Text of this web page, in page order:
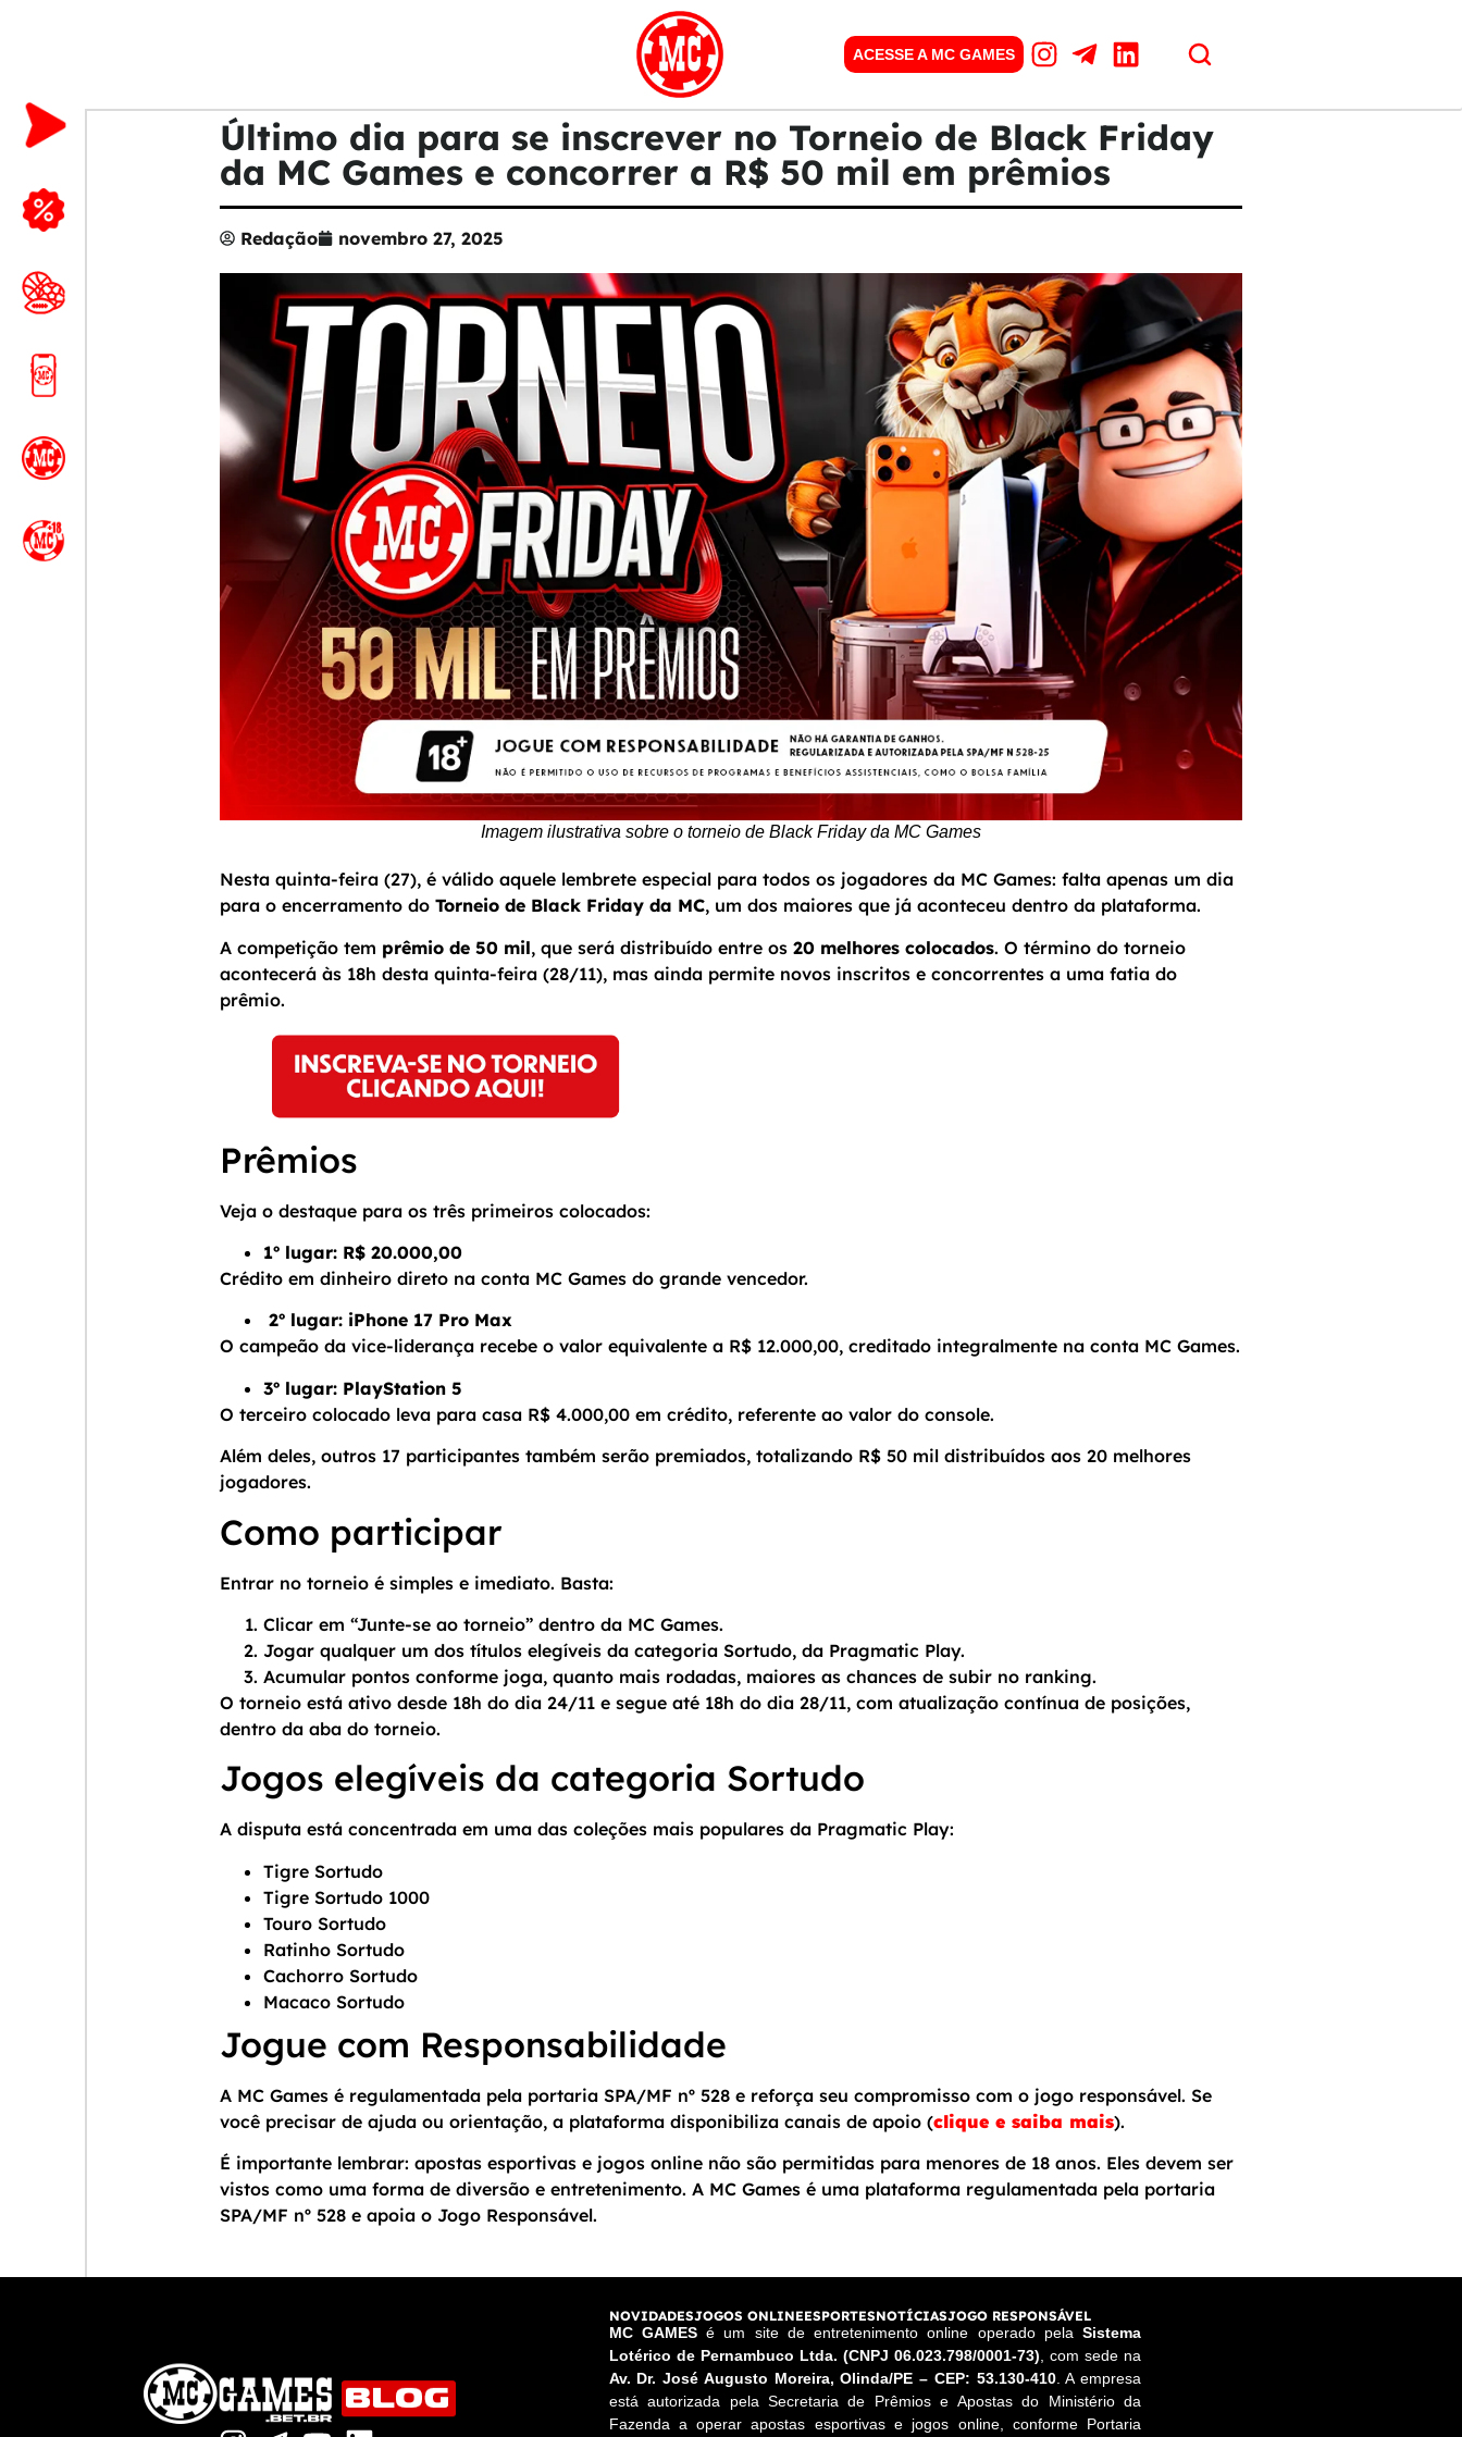
ACESSE A MC GAMES
Último dia para se inscrever no Torneio de Black Friday
da MC Games e concorrer a R$ 50 mil em prêmios
Redação novembro 27, 2025
Imagem ilustrativa sobre o torneio de Black Friday da MC Games
Nesta quinta-feira (27), é válido aquele lembrete especial para todos os jogadores da MC Games: falta apenas um dia
para o encerramento do Torneio de Black Friday da MC, um dos maiores que já aconteceu dentro da plataforma.
A competição tem prêmio de 50 mil, que será distribuído entre os 20 melhores colocados. O término do torneio
acontecerá às 18h desta quinta-feira (28/11), mas ainda permite novos inscritos e concorrentes a uma fatia do
prêmio.
Prêmios
Veja o destaque para os três primeiros colocados:
1º lugar: R$ 20.000,00
Crédito em dinheiro direto na conta MC Games do grande vencedor.
2º lugar: iPhone 17 Pro Max
O campeão da vice-liderança recebe o valor equivalente a R$ 12.000,00, creditado integralmente na conta MC Games.
3º lugar: PlayStation 5
O terceiro colocado leva para casa R$ 4.000,00 em crédito, referente ao valor do console.
Além deles, outros 17 participantes também serão premiados, totalizando R$ 50 mil distribuídos aos 20 melhores
jogadores.
Como participar
Entrar no torneio é simples e imediato. Basta:
Clicar em “Junte-se ao torneio” dentro da MC Games.
Jogar qualquer um dos títulos elegíveis da categoria Sortudo, da Pragmatic Play.
Acumular pontos conforme joga, quanto mais rodadas, maiores as chances de subir no ranking.
O torneio está ativo desde 18h do dia 24/11 e segue até 18h do dia 28/11, com atualização contínua de posições,
dentro da aba do torneio.
Jogos elegíveis da categoria Sortudo
A disputa está concentrada em uma das coleções mais populares da Pragmatic Play:
Tigre Sortudo
Tigre Sortudo 1000
Touro Sortudo
Ratinho Sortudo
Cachorro Sortudo
Macaco Sortudo
Jogue com Responsabilidade
A MC Games é regulamentada pela portaria SPA/MF nº 528 e reforça seu compromisso com o jogo responsável. Se
você precisar de ajuda ou orientação, a plataforma disponibiliza canais de apoio (clique e saiba mais).
É importante lembrar: apostas esportivas e jogos online não são permitidas para menores de 18 anos. Eles devem ser
vistos como uma forma de diversão e entretenimento. A MC Games é uma plataforma regulamentada pela portaria
SPA/MF nº 528 e apoia o Jogo Responsável.
NOVIDADESJOGOS ONLINEESPORTESNOTÍCIASJOGO RESPONSÁVEL
MC GAMESé um site de entretenimento online operado pelaSistema
Lotérico de Pernambuco Ltda. (CNPJ 06.023.798/0001-73) , com sede na
Av. Dr. José Augusto Moreira, Olinda/PE – CEP: 53.130-410. A empresa
está autorizada pela Secretaria de Prêmios e Apostas do Ministério da
Fazenda a operar apostas esportivas e jogos online, conforme Portaria